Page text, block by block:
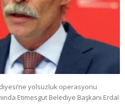
yolsuzluk operasyonu
Etimesgut Belediye Başkanı Erdal